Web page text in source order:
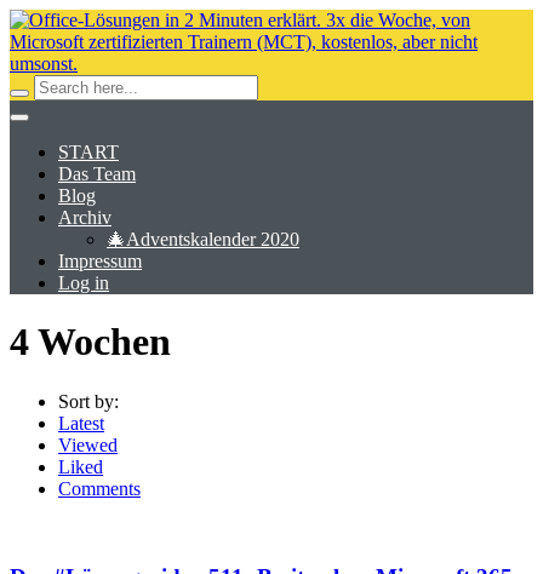
START
Das Team
Blog
Archiv
🎄Adventskalender 2020
Impressum
Log in
4 Wochen
Sort by:
Latest
Viewed
Liked
Comments